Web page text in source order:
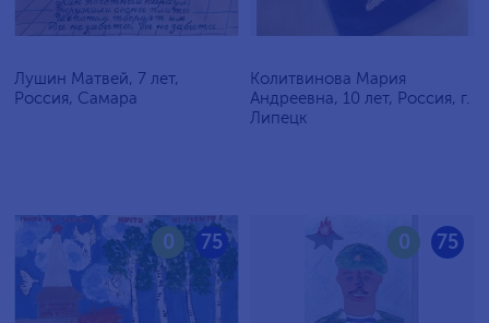
Лушин Матвей, 7 лет,
Россия, Самара
Колитвинова Мария
Андреевна, 10 лет, Россия, г.
Липецк
75
0 75
0